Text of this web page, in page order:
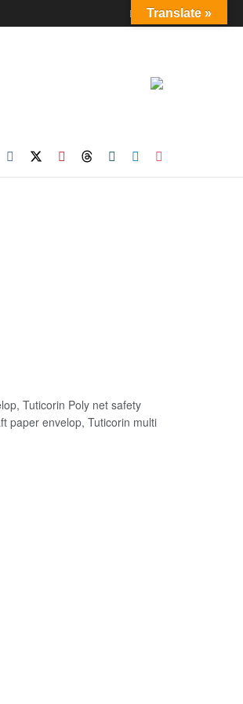
Login
Translate »